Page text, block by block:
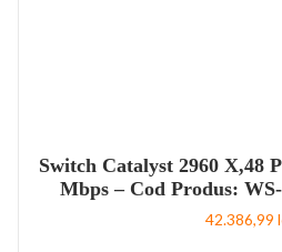
Switch Catalyst 2960 X,48
Mbps – Cod Produs:
42.386,99